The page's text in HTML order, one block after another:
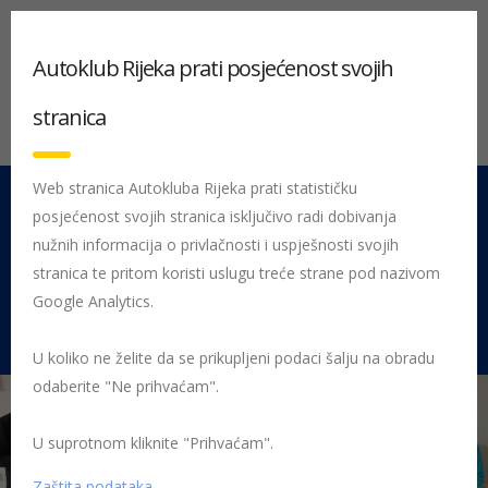
051 212 442 Centrala
Pon - Pet 08:00 - 16:00
Rujevica 9/1, 51000 Rijeka
Početna Posljednje objavljene novosti
Autoklub Rijeka prati posjećenost svojih
stranica
Web stranica Autokluba Rijeka prati statističku
posjećenost svojih stranica isključivo radi dobivanja
nužnih informacija o privlačnosti i uspješnosti svojih
stranica te pritom koristi uslugu treće strane pod nazivom
Google Analytics.
U koliko ne želite da se prikupljeni podaci šalju na obradu
odaberite "Ne prihvaćam".
U suprotnom kliknite "Prihvaćam".